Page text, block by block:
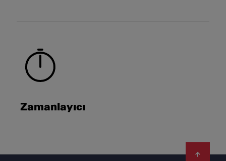
Zamanlayıcı